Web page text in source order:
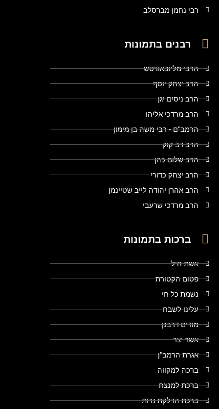
רבי נחמן מברסלב
רבנים בתמונות
הרבי מליובאוויטש
הרב יצחק יוסף
הרב ניסים יגן
הרב מרדכי אליהו
הרמב"ם - רבי משה בן מימון
הרב דב קוק
הרב שלום כהן
הרב יצחק כדורי
הרב אהרן יהודה לייב שטיינמן
הרב מרדכי שרעבי
ברכות בתמונות
אשת חיל
פטום הקטורת
נשמת כל חי
עלינו לשבח
מודים דרבנן
אשר יצר
אגרת הרמב"ן
ברכה למקווה
ברכת למנצח
ברכת הדלקת נרות